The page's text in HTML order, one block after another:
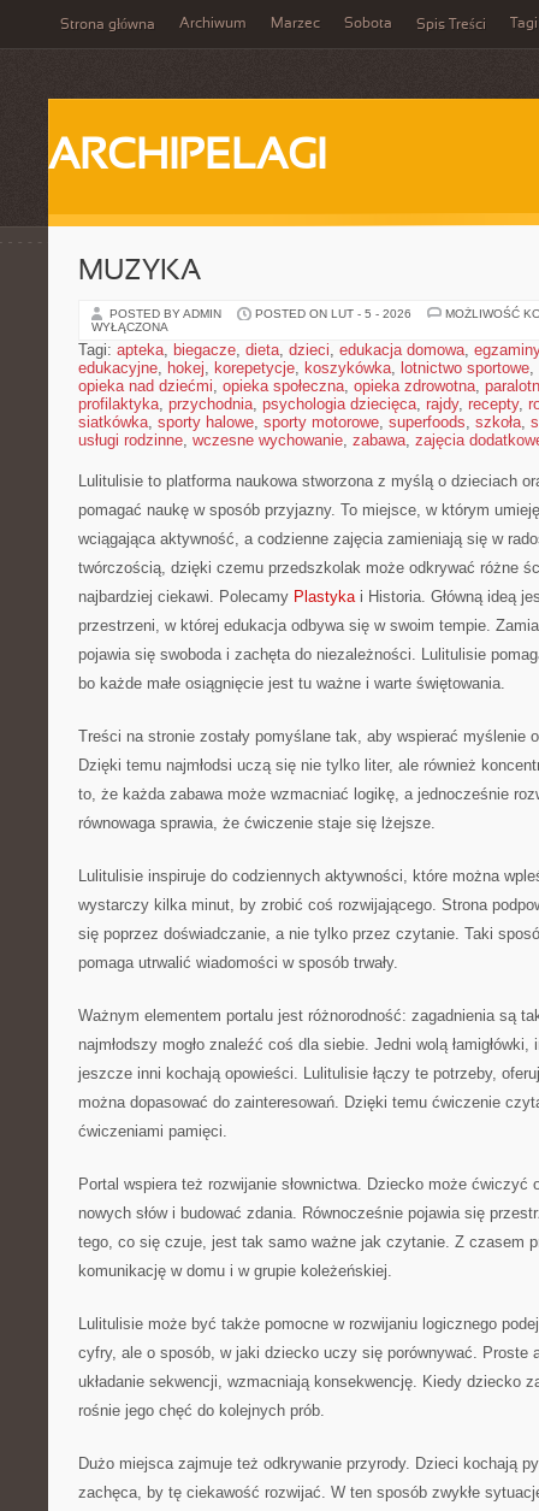
Strona główna Archiwum Marzec Sobota Spis Treści Tagi
ARCHIPELAGI
MUZYKA
POSTED BY ADMIN POSTED ON LUT - 5 - 2026
MOŻLIWOŚĆ
WYŁĄCZONA
Tagi: apteka, biegacze, dieta, dzieci, edukacja domowa, egzaminy
edukacyjne, hokej, korepetycje, koszykówka, lotnictwo sportowe,
opieka nad dziećmi, opieka społeczna, opieka zdrowotna,
profilaktyka, przychodnia, psychologia dziecięca, rajdy, recepty,
siatkówka, sporty halowe, sporty motorowe, superfoods, szkoła,
usługi rodzinne, wczesne wychowanie, zabawa, zajęcia
Lulitulisie to platforma naukowa stworzona z myślą o dzieciach
pomagać naukę w sposób przyjazny. To miejsce, w którym
wciągająca aktywność, a codzienne zajęcia zamieniają się w
twórczością, dzięki czemu przedszkolak może odkrywać różne
najbardziej ciekawi. Polecamy Plastykai Historia. Główną ideą
przestrzeni, w której edukacja odbywa się w swoim tempie.
pojawia się swoboda i zachęta do niezależności. Lulitulisie
bo każde małe osiągnięcie jest tu ważne i warte świętowania.
Treści na stronie zostały pomyślane tak, aby wspierać myślenie
Dzięki temu najmłodsi uczą się nie tylko liter, ale również
to, że każda zabawa może wzmacniać logikę, a jednocześnie
równowaga sprawia, że ćwiczenie staje się lżejsze.
Lulitulisie inspiruje do codziennych aktywności, które można
wystarczy kilka minut, by zrobić coś rozwijającego. Strona
się poprzez doświadczanie, a nie tylko przez czytanie. Taki
pomaga utrwalić wiadomości w sposób trwały.
Ważnym elementem portalu jest różnorodność: zagadnienia są
najmłodszy mogło znaleźć coś dla siebie. Jedni wolą
jeszcze inni kochają opowieści. Lulitulisie łączy te potrzeby,
można dopasować do zainteresowań. Dzięki temu ćwiczenie
ćwiczeniami pamięci.
Portal wspiera też rozwijanie słownictwa. Dziecko może ćwiczyć
nowych słów i budować zdania. Równocześnie pojawia się
tego, co się czuje, jest tak samo ważne jak czytanie. Z czasem
komunikację w domu i w grupie koleżeńskiej.
Lulitulisie może być także pomocne w rozwijaniu logicznego
cyfry, ale o sposób, w jaki dziecko uczy się porównywać. Proste
układanie sekwencji, wzmacniają konsekwencję. Kiedy dziecko
rośnie jego chęć do kolejnych prób.
Dużo miejsca zajmuje też odkrywanie przyrody. Dzieci kochają
zachęca, by tę ciekawość rozwijać. W ten sposób zwykłe